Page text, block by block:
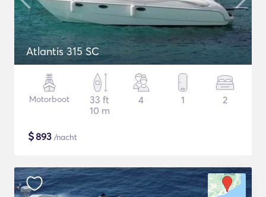
Atlantis 315 SC
Motorboot
33 ft
10 m
4 1 2
$893 /nacht